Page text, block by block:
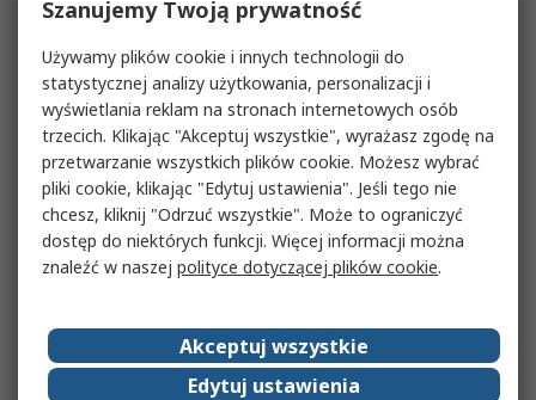
Szanujemy Twoją prywatność
Używamy plików cookie i innych technologii do
statystycznej analizy użytkowania, personalizacji i
wyświetlania reklam na stronach internetowych osób
trzecich. Klikając "Akceptuj wszystkie", wyrażasz zgodę na
przetwarzanie wszystkich plików cookie. Możesz wybrać
pliki cookie, klikając "Edytuj ustawienia". Jeśli tego nie
chcesz, kliknij "Odrzuć wszystkie". Może to ograniczyć
dostęp do niektórych funkcji. Więcej informacji można
znaleźć w naszej polityce dotyczącej plików cookie.
Akceptuj wszystkie
Edytuj ustawienia